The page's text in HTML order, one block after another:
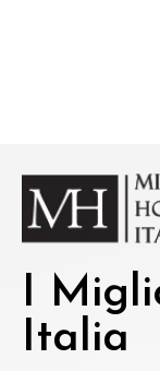
I
Italia